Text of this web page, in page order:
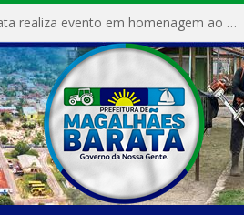
Prefeitura de Magalhães Barata realiza evento em homenagem ao Dia Internacional da Mulher